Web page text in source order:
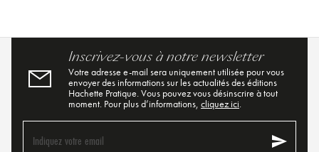
Inscrivez-vous à notre newsletter
Votre adresse e-mail sera uniquement utilisée pour vous
envoyer des informations sur les actualités des éditions
Hachette Pratique. Vous pouvez vous désinscrire à tout
moment. Pour plus d’informations, cliquez ici.
Indiquez votre email send